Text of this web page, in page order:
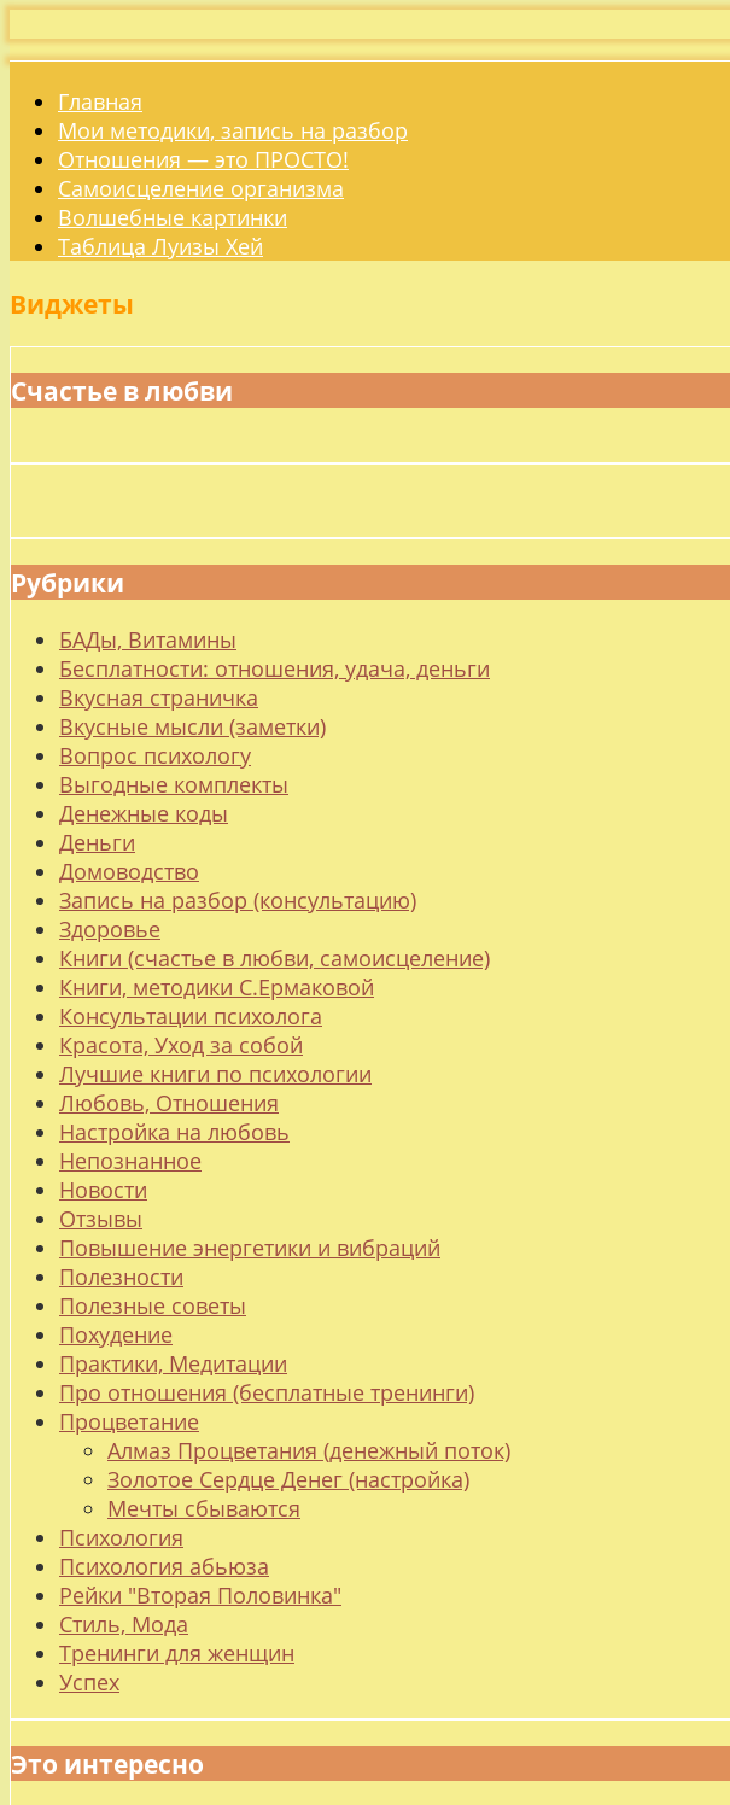
Главная
Мои методики, запись на разбор
Отношения — это ПРОСТО!
Самоисцеление организма
Волшебные картинки
Таблица Луизы Хей
Виджеты
Счастье в любви
Рубрики
БАДы, Витамины
Бесплатности: отношения, удача, деньги
Вкусная страничка
Вкусные мысли (заметки)
Вопрос психологу
Выгодные комплекты
Денежные коды
Деньги
Домоводство
Запись на разбор (консультацию)
Здоровье
Книги (счастье в любви, самоисцеление)
Книги, методики С.Ермаковой
Консультации психолога
Красота, Уход за собой
Лучшие книги по психологии
Любовь, Отношения
Настройка на любовь
Непознанное
Новости
Отзывы
Повышение энергетики и вибраций
Полезности
Полезные советы
Похудение
Практики, Медитации
Про отношения (бесплатные тренинги)
Процветание
Алмаз Процветания (денежный поток)
Золотое Сердце Денег (настройка)
Мечты сбываются
Психология
Психология абьюза
Рейки "Вторая Половинка"
Стиль, Мода
Тренинги для женщин
Успех
Это интересно